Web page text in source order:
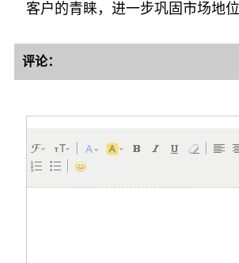
客户的青睐，进一步巩固市场地位
评论：